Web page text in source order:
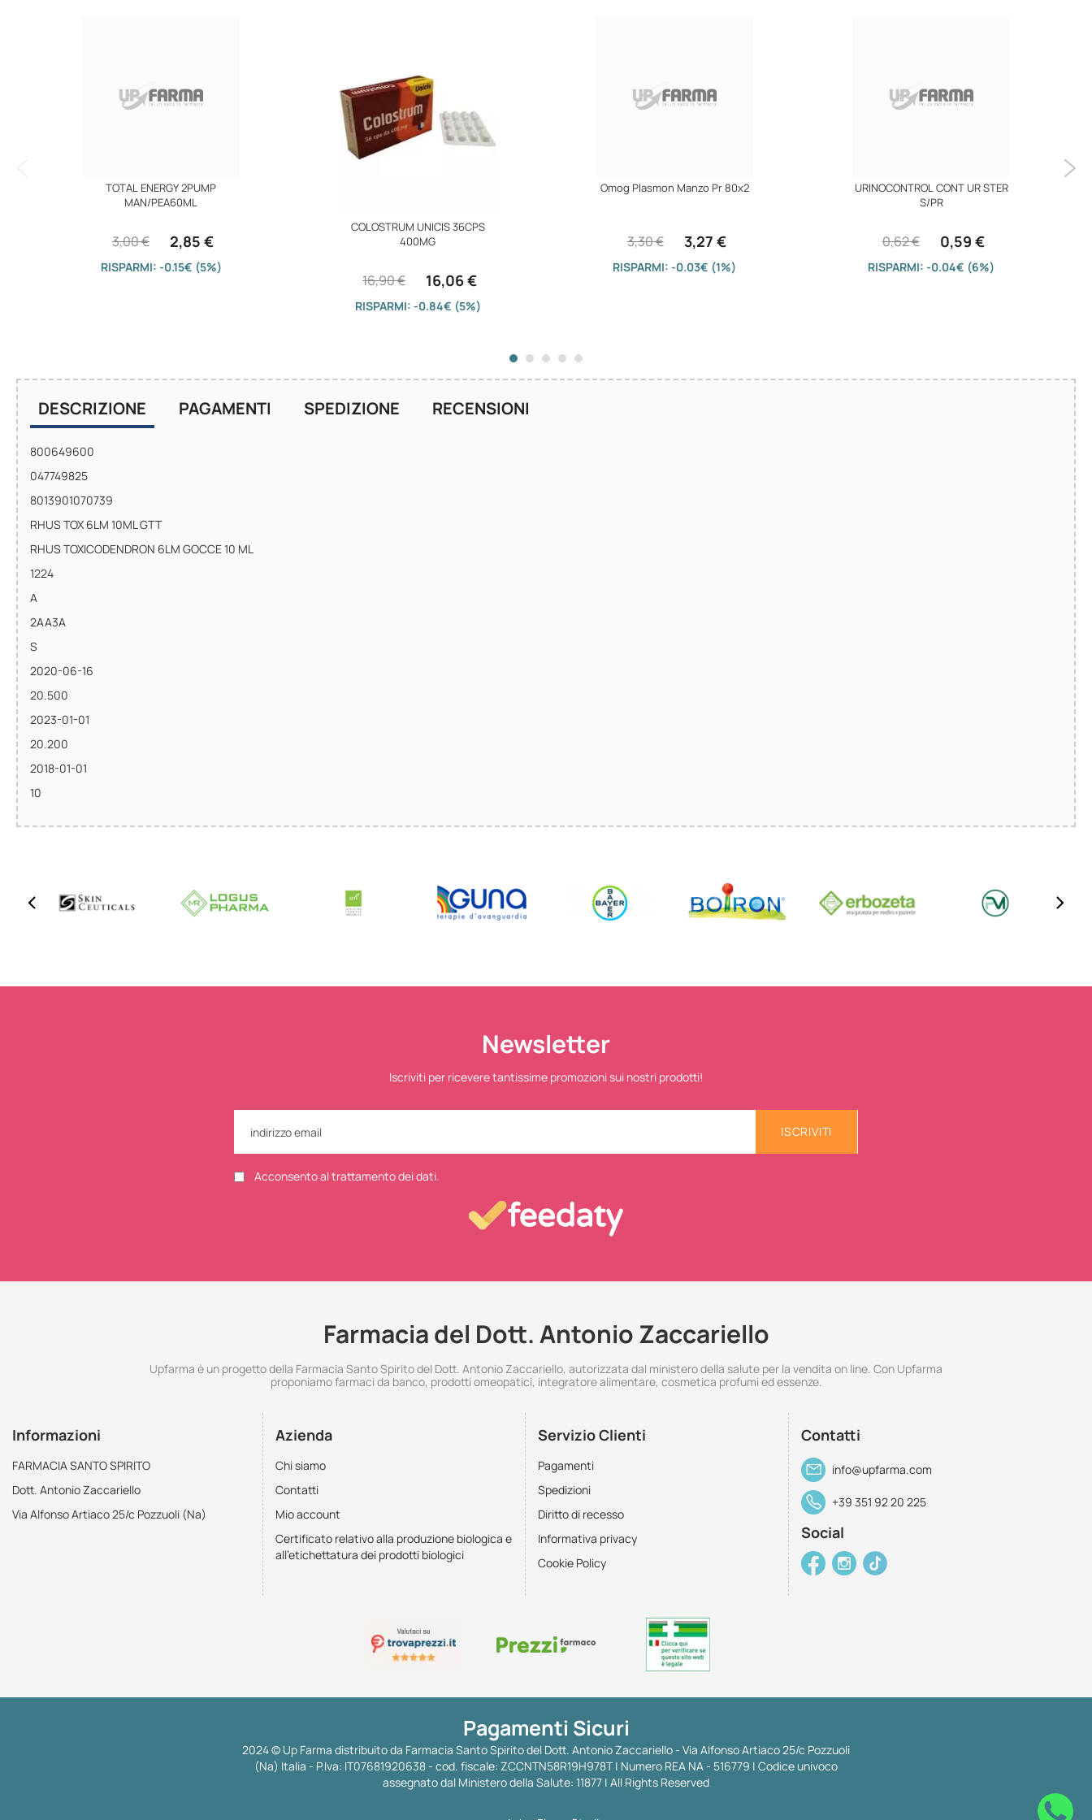
TOTAL ENERGY 2PUMP
MAN/PEA60ML
2,85 €
3,00 €
RISPARMI: -0.15€ (5%)
COLOSTRUM UNICIS 36CPS
400MG
16,06 €
16,90 €
RISPARMI: -0.84€ (5%)
Omog Plasmon Manzo Pr 80x2
3,27 €
3,30 €
RISPARMI: -0.03€ (1%)
URINOCONTROL CONT UR STER
S/PR
0,59 €
0,62 €
RISPARMI: -0.04€ (6%)
DESCRIZIONE
800649600
047749825
8013901070739
RHUS TOX 6LM 10ML GTT
RHUS TOXICODENDRON 6LM GOCCE 10 ML
1224
A
2AA3A
S
2020-06-16
20.500
2023-01-01
20.200
2018-01-01
10
PAGAMENTI SPEDIZIONE RECENSIONI
Newsletter
Iscriviti per ricevere tantissime promozioni sui nostri prodotti!
ISCRIVITI
Acconsento al trattamento dei dati.
Farmacia del Dott. Antonio Zaccariello
Upfarma è un progetto della Farmacia Santo Spirito del Dott. Antonio Zaccariello, autorizzata dal ministero della salute per la vendita on line. Con Upfarma
proponiamo farmaci da banco, prodotti omeopatici, integratore alimentare, cosmetica profumi ed essenze.
Informazioni
FARMACIA SANTO SPIRITO
Dott. Antonio Zaccariello
Via Alfonso Artiaco 25/c Pozzuoli (Na)
Azienda
Chi siamo
Contatti
Mio account
Certificato relativo alla produzione biologica e
all'etichettatura dei prodotti biologici
Servizio Clienti
Pagamenti
Spedizioni
Diritto di recesso
Informativa privacy
Cookie Policy
Contatti
info@upfarma.com
+39 351 92 20 225
Social
Pagamenti Sicuri
2024 © Up Farma distribuito da Farmacia Santo Spirito del Dott. Antonio Zaccariello - Via Alfonso Artiaco 25/c Pozzuoli
(Na) Italia - P.Iva: IT07681920638 - cod. fiscale: ZCCNTN58R19H978T | Numero REA NA - 516779 | Codice univoco
assegnato dal Ministero della Salute: 11877 | All Rights Reserved